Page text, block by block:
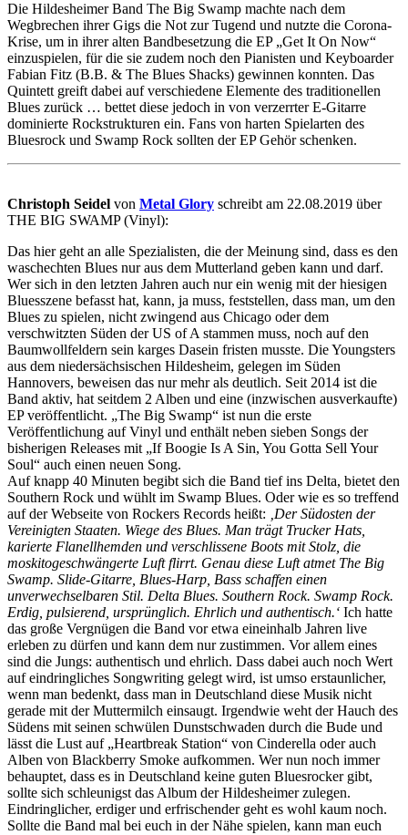
Die Hildesheimer Band The Big Swamp machte nach dem
Wegbrechen ihrer Gigs die Not zur Tugend und nutzte die Corona-
Krise, um in ihrer alten Bandbesetzung die EP „Get It On Now“
einzuspielen, für die sie zudem noch den Pianisten und Keyboarder
Fabian Fitz (B.B. & The Blues Shacks) gewinnen konnten. Das
Quintett greift dabei auf verschiedene Elemente des traditionellen
Blues zurück … bettet diese jedoch in von verzerrter E-Gitarre
dominierte Rockstrukturen ein. Fans von harten Spielarten des
Bluesrock und Swamp Rock sollten der EP Gehör schenken.
Christoph Seidel von Metal Glory schreibt am 22.08.2019 über
THE BIG SWAMP (Vinyl):
Das hier geht an alle Spezialisten, die der Meinung sind, dass es den
waschechten Blues nur aus dem Mutterland geben kann und darf.
Wer sich in den letzten Jahren auch nur ein wenig mit der hiesigen
Bluesszene befasst hat, kann, ja muss, feststellen, dass man, um den
Blues zu spielen, nicht zwingend aus Chicago oder dem
verschwitzten Süden der US of A stammen muss, noch auf den
Baumwollfeldern sein karges Dasein fristen musste. Die Youngsters
aus dem niedersächsischen Hildesheim, gelegen im Süden
Hannovers, beweisen das nur mehr als deutlich. Seit 2014 ist die
Band aktiv, hat seitdem 2 Alben und eine (inzwischen ausverkaufte)
EP veröffentlicht. „The Big Swamp“ ist nun die erste
Veröffentlichung auf Vinyl und enthält neben sieben Songs der
bisherigen Releases mit „If Boogie Is A Sin, You Gotta Sell Your
Soul“ auch einen neuen Song.
Auf knapp 40 Minuten begibt sich die Band tief ins Delta, bietet den
Southern Rock und wühlt im Swamp Blues. Oder wie es so treffend
auf der Webseite von Rockers Records heißt:
‚Der Südosten der
Vereinigten Staaten. Wiege des Blues. Man trägt Trucker Hats,
karierte Flanellhemden und verschlissene Boots mit Stolz, die
moskitogeschwängerte Luft flirrt. Genau diese Luft atmet The Big
Swamp. Slide-Gitarre, Blues-Harp, Bass schaffen einen
unverwechselbaren Stil. Delta Blues. Southern Rock. Swamp Rock.
Erdig, pulsierend, ursprünglich. Ehrlich und authentisch.‘ Ich hatte
das große Vergnügen die Band vor etwa eineinhalb Jahren live
erleben zu dürfen und kann dem nur zustimmen. Vor allem eines
sind die Jungs: authentisch und ehrlich. Dass dabei auch noch Wert
auf eindringliches Songwriting gelegt wird, ist umso erstaunlicher,
wenn man bedenkt, dass man in Deutschland diese Musik nicht
gerade mit der Muttermilch einsaugt. Irgendwie weht der Hauch des
Südens mit seinen schwülen Dunstschwaden durch die Bude und
lässt die Lust auf „Heartbreak Station“ von Cinderella oder auch
Alben von Blackberry Smoke aufkommen. Wer nun noch immer
behauptet, dass es in Deutschland keine guten Bluesrocker gibt,
sollte sich schleunigst das Album der Hildesheimer zulegen.
Eindringlicher, erdiger und erfrischender geht es wohl kaum noch.
Sollte die Band mal bei euch in der Nähe spielen, kann man euch